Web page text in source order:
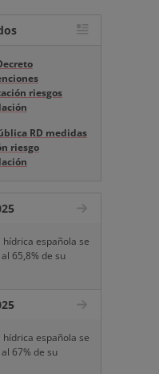
riesgos
RD medidas
riesgo
hídrica española se
65,8% de su
hídrica española se
67% de su